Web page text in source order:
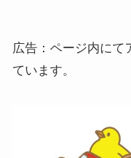
広告：ページ内にて
ています。